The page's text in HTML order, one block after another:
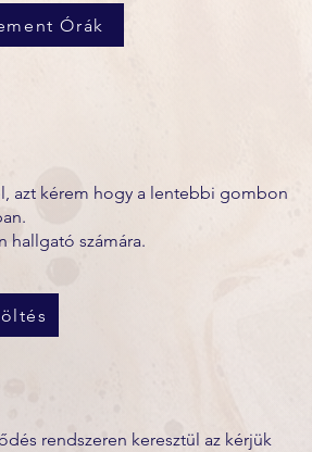
Órák
azt kérem hogy a lentebbi gombon
számára.
rendszeren keresztül az kérjük